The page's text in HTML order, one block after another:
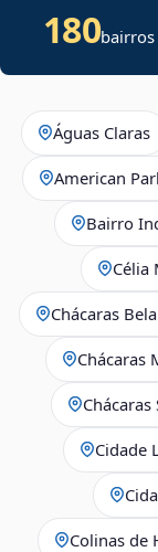
180
Águas Claras
American
Bairro
Célia
Chácaras
Chácaras
Chácaras
Cidade
Colinas de